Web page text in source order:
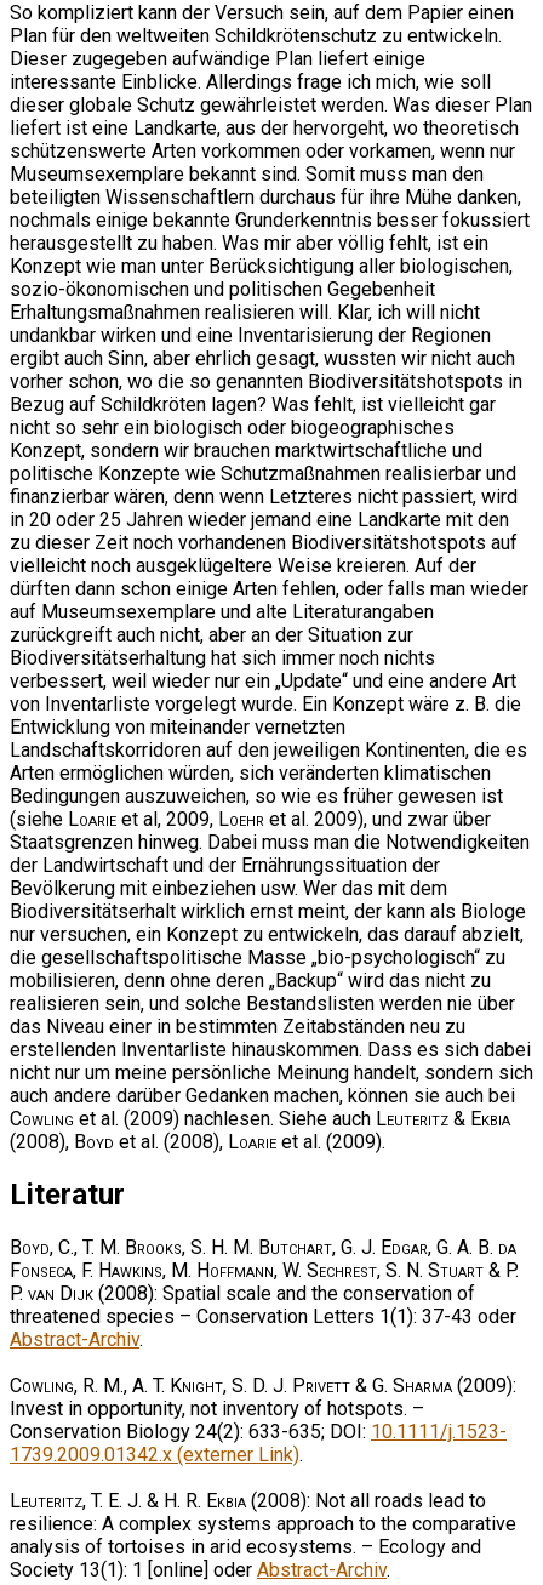
So kompliziert kann der Versuch sein, auf dem Papier einen
Plan für den weltweiten Schildkrötenschutz zu entwickeln.
Dieser zugegeben aufwändige Plan liefert einige
interessante Einblicke. Allerdings frage ich mich, wie soll
dieser globale Schutz gewährleistet werden. Was dieser Plan
liefert ist eine Landkarte, aus der hervorgeht, wo theoretisch
schützenswerte Arten vorkommen oder vorkamen, wenn nur
Museumsexemplare bekannt sind. Somit muss man den
beteiligten Wissenschaftlern durchaus für ihre Mühe danken,
nochmals einige bekannte Grunderkenntnis besser fokussiert
herausgestellt zu haben. Was mir aber völlig fehlt, ist ein
Konzept wie man unter Berücksichtigung aller biologischen,
sozio-ökonomischen und politischen Gegebenheit
Erhaltungsmaßnahmen realisieren will. Klar, ich will nicht
undankbar wirken und eine Inventarisierung der Regionen
ergibt auch Sinn, aber ehrlich gesagt, wussten wir nicht auch
vorher schon, wo die so genannten Biodiversitätshotspots in
Bezug auf Schildkröten lagen? Was fehlt, ist vielleicht gar
nicht so sehr ein biologisch oder biogeographisches
Konzept, sondern wir brauchen marktwirtschaftliche und
politische Konzepte wie Schutzmaßnahmen realisierbar und
finanzierbar wären, denn wenn Letzteres nicht passiert, wird
in 20 oder 25 Jahren wieder jemand eine Landkarte mit den
zu dieser Zeit noch vorhandenen Biodiversitätshotspots auf
vielleicht noch ausgeklügeltere Weise kreieren. Auf der
dürften dann schon einige Arten fehlen, oder falls man wieder
auf Museumsexemplare und alte Literaturangaben
zurückgreift auch nicht, aber an der Situation zur
Biodiversitätserhaltung hat sich immer noch nichts
verbessert, weil wieder nur ein „Update“ und eine andere Art
von Inventarliste vorgelegt wurde. Ein Konzept wäre z. B. die
Entwicklung von miteinander vernetzten
Landschaftskorridoren auf den jeweiligen Kontinenten, die es
Arten ermöglichen würden, sich veränderten klimatischen
Bedingungen auszuweichen, so wie es früher gewesen ist
(siehe Loarie et al, 2009, Loehr et al. 2009), und zwar über
Staatsgrenzen hinweg. Dabei muss man die Notwendigkeiten
der Landwirtschaft und der Ernährungssituation der
Bevölkerung mit einbeziehen usw. Wer das mit dem
Biodiversitätserhalt wirklich ernst meint, der kann als Biologe
nur versuchen, ein Konzept zu entwickeln, das darauf abzielt,
die gesellschaftspolitische Masse „bio-psychologisch“ zu
mobilisieren, denn ohne deren „Backup“ wird das nicht zu
realisieren sein, und solche Bestandslisten werden nie über
das Niveau einer in bestimmten Zeitabständen neu zu
erstellenden Inventarliste hinauskommen. Dass es sich dabei
nicht nur um meine persönliche Meinung handelt, sondern sich
auch andere darüber Gedanken machen, können sie auch bei
Cowling et al. (2009) nachlesen. Siehe auch Leuteritz & Ekbia
(2008), Boyd et al. (2008), Loarie et al. (2009).
Literatur
Boyd, C., T. M. Brooks, S. H. M. Butchart, G. J. Edgar, G. A. B. da
Fonseca, F. Hawkins, M. Hoffmann, W. Sechrest, S. N. Stuart & P.
P. van Dijk (2008): Spatial scale and the conservation of
threatened species – Conservation Letters 1(1): 37-43 oder
Abstract-Archiv.
Cowling, R. M., A. T. Knight, S. D. J. Privett & G. Sharma (2009):
Invest in opportunity, not inventory of hotspots. –
Conservation Biology 24(2): 633-635; DOI: 10.1111/j.1523-
1739.2009.01342.x (externer Link).
Leuteritz, T. E. J. & H. R. Ekbia (2008): Not all roads lead to
resilience: A complex systems approach to the comparative
analysis of tortoises in arid ecosystems. – Ecology and
Society 13(1): 1 [online] oder Abstract-Archiv.